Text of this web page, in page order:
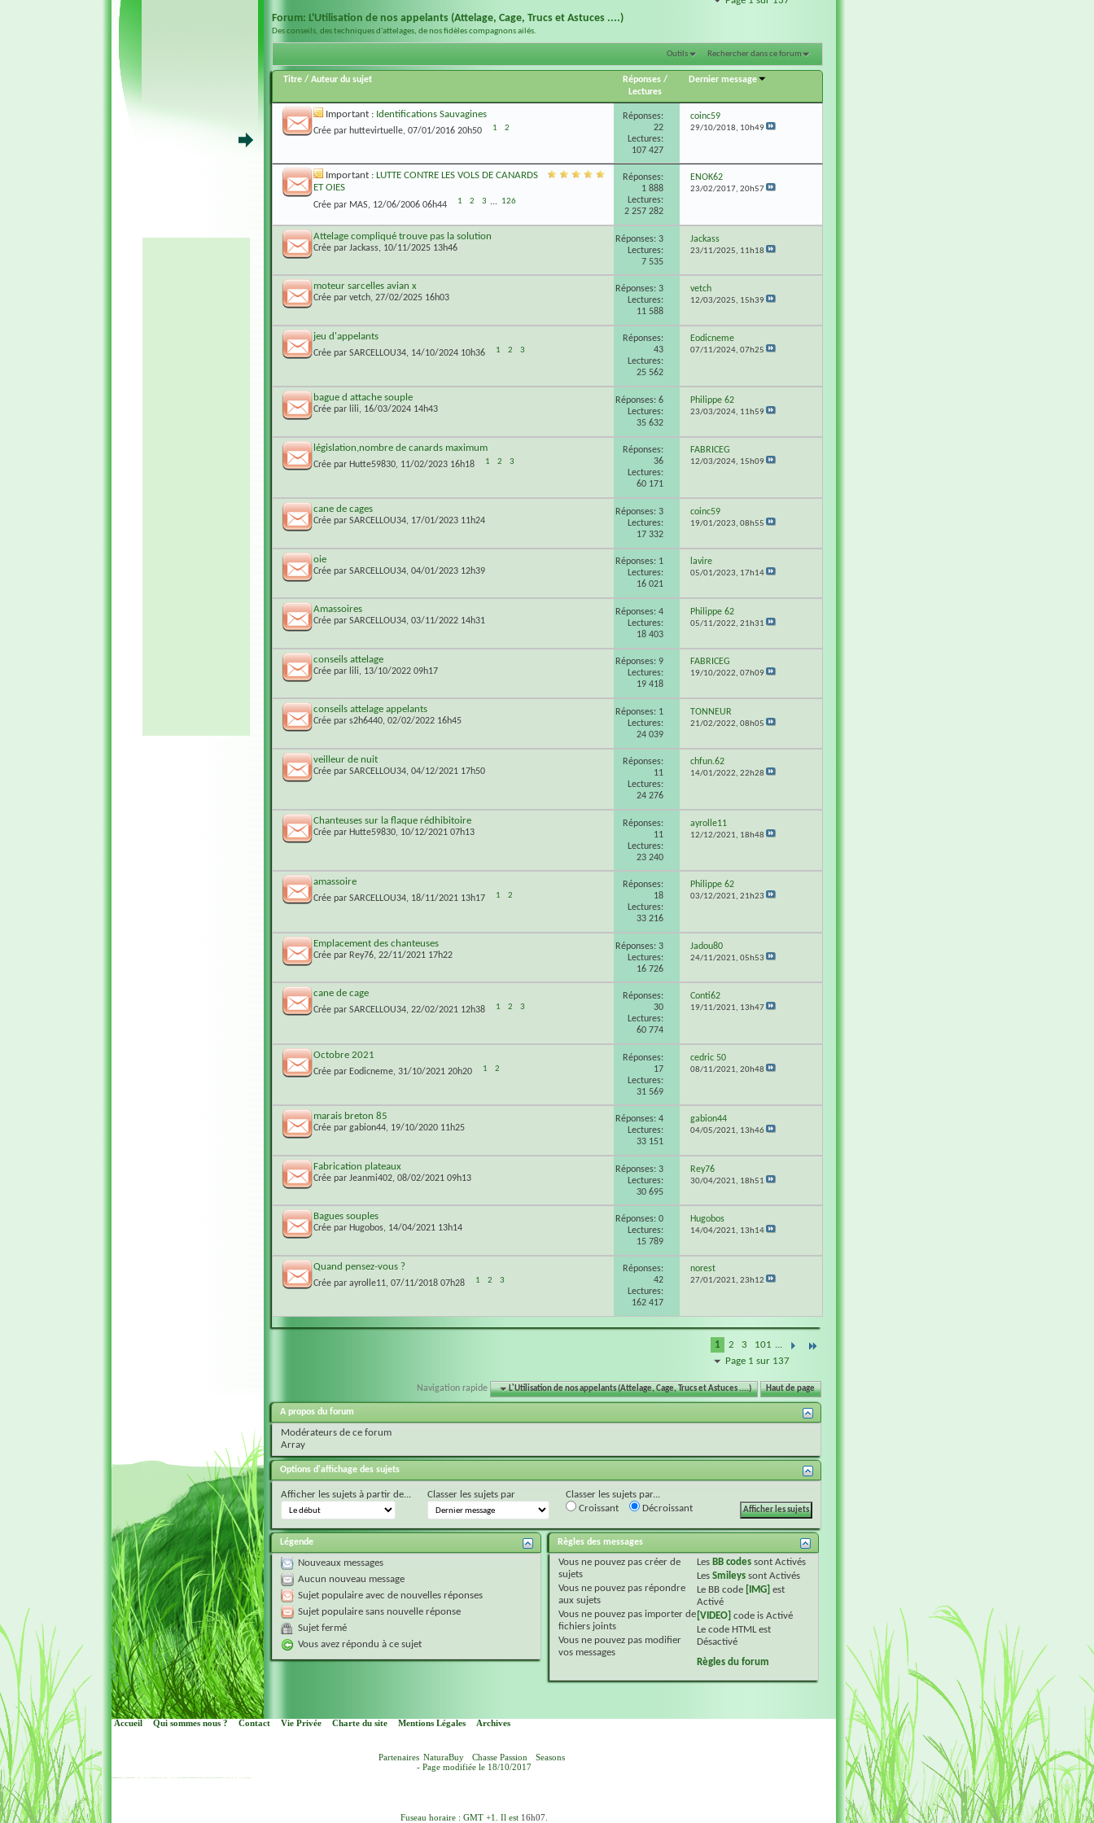
Forum: L'Utilisation de nos appelants (Attelage, Cage, Trucs et Astuces ....)
Des conseils, des techniques d'attelages, de nos fidèles compagnons ailés.
Outils Rechercher dans ce forum
Titre / Auteur du sujet Réponses /
Lectures
Dernier message
Important : Identifications Sauvagines
Crée par huttevirtuelle, 07/01/2016 20h50 1 2
Réponses:
22
Lectures:
107 427
coinc59
29/10/2018, 10h49
Important : LUTTE CONTRE LES VOLS DE CANARDS
ET OIES
Crée par MAS, 12/06/2006 06h44 1 2 3 ... 126
Réponses:
1 888
Lectures:
2 257 282
ENOK62
23/02/2017, 20h57
Attelage compliqué trouve pas la solution
Crée par Jackass, 10/11/2025 13h46
Réponses: 3
Lectures:
7 535
Jackass
23/11/2025, 11h18
moteur sarcelles avian x
Crée par vetch, 27/02/2025 16h03
Réponses: 3
Lectures:
11 588
vetch
12/03/2025, 15h39
jeu d'appelants
Crée par SARCELLOU34, 14/10/2024 10h36 1 2 3
Réponses:
43
Lectures:
25 562
Eodicneme
07/11/2024, 07h25
bague d attache souple
Crée par lili, 16/03/2024 14h43
Réponses: 6
Lectures:
35 632
Philippe 62
23/03/2024, 11h59
législation,nombre de canards maximum
Crée par Hutte59830, 11/02/2023 16h18 1 2 3
Réponses:
36
Lectures:
60 171
FABRICEG
12/03/2024, 15h09
cane de cages
Crée par SARCELLOU34, 17/01/2023 11h24
Réponses: 3
Lectures:
17 332
coinc59
19/01/2023, 08h55
oie
Crée par SARCELLOU34, 04/01/2023 12h39
Réponses: 1
Lectures:
16 021
lavire
05/01/2023, 17h14
Amassoires
Crée par SARCELLOU34, 03/11/2022 14h31
Réponses: 4
Lectures:
18 403
Philippe 62
05/11/2022, 21h31
conseils attelage
Crée par lili, 13/10/2022 09h17
Réponses: 9
Lectures:
19 418
FABRICEG
19/10/2022, 07h09
conseils attelage appelants
Crée par s2h6440, 02/02/2022 16h45
Réponses: 1
Lectures:
24 039
TONNEUR
21/02/2022, 08h05
veilleur de nuit
Crée par SARCELLOU34, 04/12/2021 17h50
Réponses:
11
Lectures:
24 276
chfun.62
14/01/2022, 22h28
Chanteuses sur la flaque rédhibitoire
Crée par Hutte59830, 10/12/2021 07h13
Réponses:
11
Lectures:
23 240
ayrolle11
12/12/2021, 18h48
amassoire
Crée par SARCELLOU34, 18/11/2021 13h17 1 2
Réponses:
18
Lectures:
33 216
Philippe 62
03/12/2021, 21h23
Emplacement des chanteuses
Crée par Rey76, 22/11/2021 17h22
Réponses: 3
Lectures:
16 726
Jadou80
24/11/2021, 05h53
cane de cage
Crée par SARCELLOU34, 22/02/2021 12h38 1 2 3
Réponses:
30
Lectures:
60 774
Conti62
19/11/2021, 13h47
Octobre 2021
Crée par Eodicneme, 31/10/2021 20h20 1 2
Réponses:
17
Lectures:
31 569
cedric 50
08/11/2021, 20h48
marais breton 85
Crée par gabion44, 19/10/2020 11h25
Réponses: 4
Lectures:
33 151
gabion44
04/05/2021, 13h46
Fabrication plateaux
Crée par Jeanmi402, 08/02/2021 09h13
Réponses: 3
Lectures:
30 695
Rey76
30/04/2021, 18h51
Bagues souples
Crée par Hugobos, 14/04/2021 13h14
Réponses: 0
Lectures:
15 789
Hugobos
14/04/2021, 13h14
Quand pensez-vous ?
Crée par ayrolle11, 07/11/2018 07h28 1 2 3
Réponses:
42
Lectures:
162 417
norest
27/01/2021, 23h12
1 2 3 101 ...
Page 1 sur 137
Navigation rapide L'Utilisation de nos appelants (Attelage, Cage, Trucs et Astuces ....) Haut de page
A propos du forum
Modérateurs de ce forum
Array
Options d'affichage des sujets
Afficher les sujets à partir de... Classer les sujets par
Classer les sujets par...
Croissant
Décroissant
Légende
Nouveaux messages
Aucun nouveau message
Sujet populaire avec de nouvelles réponses
Sujet populaire sans nouvelle réponse
Sujet fermé
Vous avez répondu à ce sujet
Règles des messages
Vous ne pouvez pascréer de
sujets
Vous ne pouvez pasrépondre
aux sujets
Vous ne pouvez pasimporter de
fichiers joints
Vous ne pouvez pasmodifier
vos messages
Les BB codessont Activés
Les Smileyssont Activés
Le BB code
[IMG] est
Activé
[VIDEO] code is Activé
Le code HTML est
Désactivé
Règles du forum
Accueil Qui sommes nous ? Contact Vie Privée Charte du site Mentions Légales Archives
Partenaires NaturaBuy Chasse Passion
Seasons
- Page modifiée le 18/10/2017
Fuseau horaire : GMT +1. Il est 16h07